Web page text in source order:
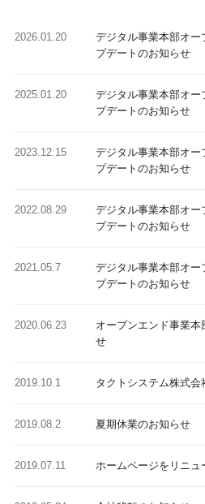
2026.01.20
デジタル事業本部オー
プデートのお知らせ
2025.01.20
デジタル事業本部オー
プデートのお知らせ
2023.12.15
デジタル事業本部オー
プデートのお知らせ
2022.08.29
デジタル事業本部オー
プデートのお知らせ
2021.05.7
デジタル事業本部オー
プデートのお知らせ
2020.06.23
オープンエンド事業
せ
2019.10.1 タクトシステム株式
2019.08.2 夏期休業のお知らせ
2019.07.11 ホームページをリニュ